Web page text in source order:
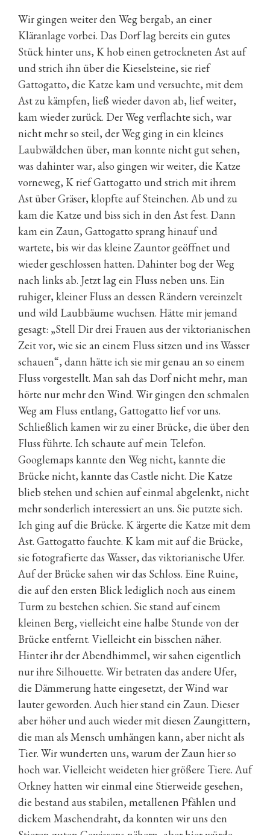
Wir gingen weiter den Weg bergab, an einer
Kläranlage vorbei. Das Dorf lag bereits ein gutes
Stück hinter uns, K hob einen getrockneten Ast auf
und strich ihn über die Kieselsteine, sie rief
Gattogatto, die Katze kam und versuchte, mit dem
Ast zu kämpfen, ließ wieder davon ab, lief weiter,
kam wieder zurück. Der Weg verflachte sich, war
nicht mehr so steil, der Weg ging in ein kleines
Laubwäldchen über, man konnte nicht gut sehen,
was dahinter war, also gingen wir weiter, die Katze
vorneweg, K rief Gattogatto und strich mit ihrem
Ast über Gräser, klopfte auf Steinchen. Ab und zu
kam die Katze und biss sich in den Ast fest. Dann
kam ein Zaun, Gattogatto sprang hinauf und
wartete, bis wir das kleine Zauntor geöffnet und
wieder geschlossen hatten. Dahinter bog der Weg
nach links ab. Jetzt lag ein Fluss neben uns. Ein
ruhiger, kleiner Fluss an dessen Rändern vereinzelt
und wild Laubbäume wuchsen. Hätte mir jemand
gesagt: „Stell Dir drei Frauen aus der viktorianischen
Zeit vor, wie sie an einem Fluss sitzen und ins Wasser
schauen“, dann hätte ich sie mir genau an so einem
Fluss vorgestellt. Man sah das Dorf nicht mehr, man
hörte nur mehr den Wind. Wir gingen den schmalen
Weg am Fluss entlang, Gattogatto lief vor uns.
Schließlich kamen wir zu einer Brücke, die über den
Fluss führte. Ich schaute auf mein Telefon.
Googlemaps kannte den Weg nicht, kannte die
Brücke nicht, kannte das Castle nicht. Die Katze
blieb stehen und schien auf einmal abgelenkt, nicht
mehr sonderlich interessiert an uns. Sie putzte sich.
Ich ging auf die Brücke. K ärgerte die Katze mit dem
Ast. Gattogatto fauchte. K kam mit auf die Brücke,
sie fotografierte das Wasser, das viktorianische Ufer.
Auf der Brücke sahen wir das Schloss. Eine Ruine,
die auf den ersten Blick lediglich noch aus einem
Turm zu bestehen schien. Sie stand auf einem
kleinen Berg, vielleicht eine halbe Stunde von der
Brücke entfernt. Vielleicht ein bisschen näher.
Hinter ihr der Abendhimmel, wir sahen eigentlich
nur ihre Silhouette. Wir betraten das andere Ufer,
die Dämmerung hatte eingesetzt, der Wind war
lauter geworden. Auch hier stand ein Zaun. Dieser
aber höher und auch wieder mit diesen Zaungittern,
die man als Mensch umhängen kann, aber nicht als
Tier. Wir wunderten uns, warum der Zaun hier so
hoch war. Vielleicht weideten hier größere Tiere. Auf
Orkney hatten wir einmal eine Stierweide gesehen,
die bestand aus stabilen, metallenen Pfählen und
dickem Maschendraht, da konnten wir uns den